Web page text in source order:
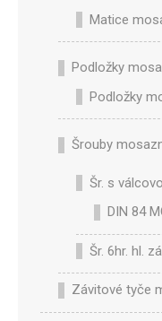
Matice
Podložky
Podložky
Šrouby
Šr. s
DIN 84
Šr. 6hr. hl.
Závitové tyče